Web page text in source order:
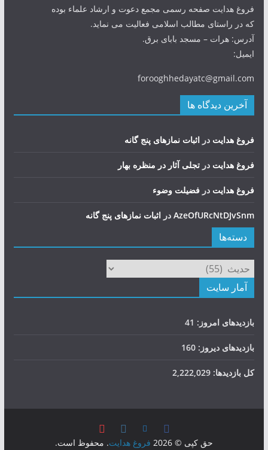
فروغ هدایت صفحه رسمی مجمع دعوت و ارشاد علماء بوده
که در راستای مطالب اسلامی فعالیت می نماید.
آدرس: هرات – مسجد بابای برق.
ایمیل:
forooghhedayatc@gmail.com
آخرین دیدگاه ها
فروغ هدایت در اثبات نمازهای پنج گانه
فروغ هدایت در تجلی آثار در منظره بهار
فروغ هدایت در فضيلت وضوء
AzeOfURcNtDJvSnmدر اثبات نمازهای پنج گانه
دسته‌ها
دسته‌ها
آمار سایت
بازدیدهای امروز: 41
بازدیدهای دیروز: 160
کل بازدیدها: 2,222,029
حق کپی © 2026 فروغ هدایت. محفوظ است.